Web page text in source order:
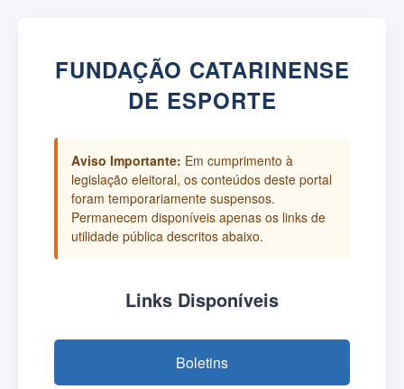
FUNDAÇÃO CATARINENSE
DE ESPORTE
Aviso Importante: Em cumprimento à
legislação eleitoral, os conteúdos deste portal
foram temporariamente suspensos.
Permanecem disponíveis apenas os links de
utilidade pública descritos abaixo.
Links Disponíveis
Boletins